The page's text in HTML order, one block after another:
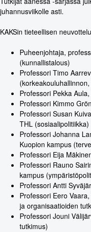
juhannusviikolle asti.
KAKSin tieteellisen
Puheenjohtaja,
(kunnallistalous)
Professori Timo
Professori Pekka
Professori Kimmo
Professori Susan
THL (sosiaalipolitiikka)
Professori Johanna
Kuopion kampus
Professori Eija
Professori Rauno
kampus
Professori Antti
Professori Eero
ja organisaatioiden
Professori Jouni
tutkimus)